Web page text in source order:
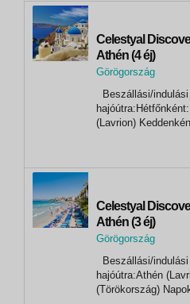
Celestyal
Athén (4 éj)
Görögország
Patmosz
Beszállási/
(Lavrion)
2.nap Kusadasi 07:00 13:00
Celestyal
Athén (3 éj)
Görögország
Patmosz
Beszállási/
hajóútra:Athén
(Törökország) Napok Kikötő Érkezés Indulás